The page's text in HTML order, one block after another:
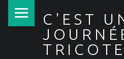
C'EST